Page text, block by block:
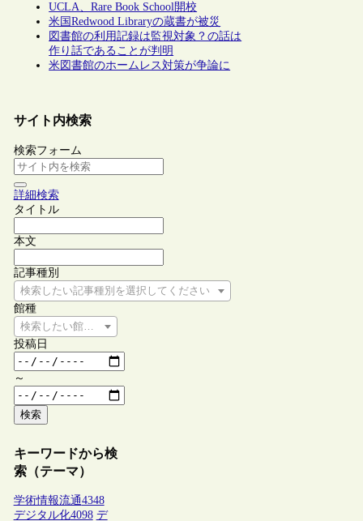
UCLA、Rare Book School開校
米国Redwood Libraryの蔵書が被災
図書館の利用記録は監視対象？の話は
作り話であることが判明
米図書館のホームレス対策が争論に
サイト内検索
検索フォーム
詳細検索
タイトル
本文
記事種別
検索したい記事種別を選択してください
館種
検索したい館種を選択してください
投稿日
～
検索
キーワードから検
索（テーマ）
学術情報流通4348
デジタル化4098 デ